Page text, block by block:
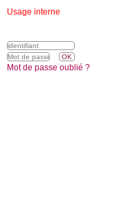
Usage interne
Mot de passe oublié ?